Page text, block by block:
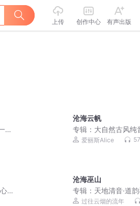
上传 创作中心 有声出版
听
沧海云帆
专辑： 大自然古风纯
山水古典
爱丽斯Alice
沧海巫山
专辑： 天地清音·道
心养性
过往云烟的流年